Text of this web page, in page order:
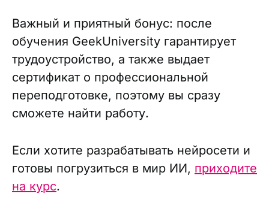
Важный и приятный бонус: после
обучения GeekUniversity гарантирует
трудоустройство, а также выдает
сертификат о профессиональной
переподготовке, поэтому вы сразу
сможете найти работу.
Если хотите разрабатывать нейросети и
готовы погрузиться в мир ИИ, приходите
на курс.